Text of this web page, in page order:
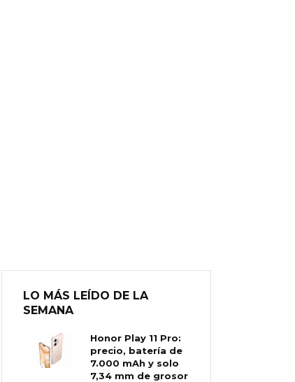
LO MÁS LEÍDO DE LA
SEMANA
Honor Play 11 Pro:
precio, batería de
7.000 mAh y solo
7,34 mm de grosor